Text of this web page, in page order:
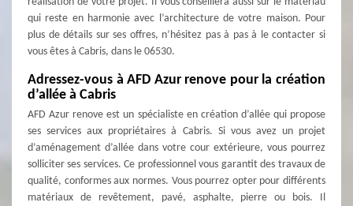
qui reste en harmonie avec l’architecture de votre maison. Pour
plus de détails sur ses offres, n’hésitez pas à pas à le contacter si
vous êtes à Cabris, dans le 06530.
Adressez-vous à AFD Azur renove pour la création
d’allée à Cabris
AFD Azur renove est un spécialiste en création d’allée qui propose
ses services aux propriétaires à Cabris. Si vous avez un projet
d’aménagement d’allée dans votre cour extérieure, vous pourrez
solliciter ses services. Ce professionnel vous garantit des travaux de
qualité, conformes aux normes. Vous pourrez opter pour différents
matériaux de revêtement, pavé, asphalte, pierre ou bois. Il